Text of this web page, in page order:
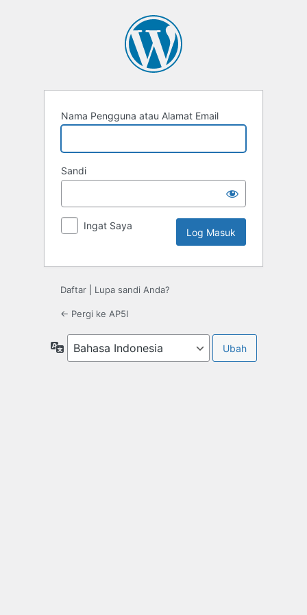
Nama Pengguna atau Alamat Email
Sandi
Ingat Saya
Daftar Lupa sandi Anda?
← Pergi ke AP5I
Bahasa